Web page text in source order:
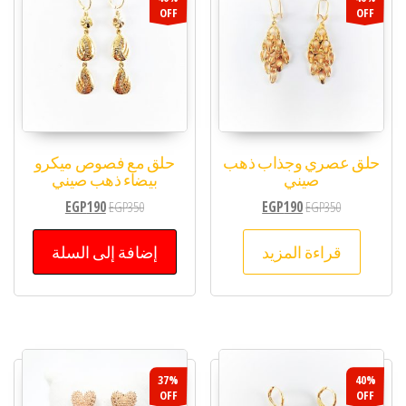
OFF
حلق عصري وجذاب ذهب
صيني
EGP350
EGP190
قراءة المزيد
OFF
حلق مع فصوص ميكرو
بيضاء ذهب صيني
EGP350
EGP190
إضافة إلى السلة
40%
OFF
37%
OFF